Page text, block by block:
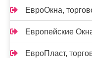
ЕвроОкна,
Европейские
ЕвроПласт,